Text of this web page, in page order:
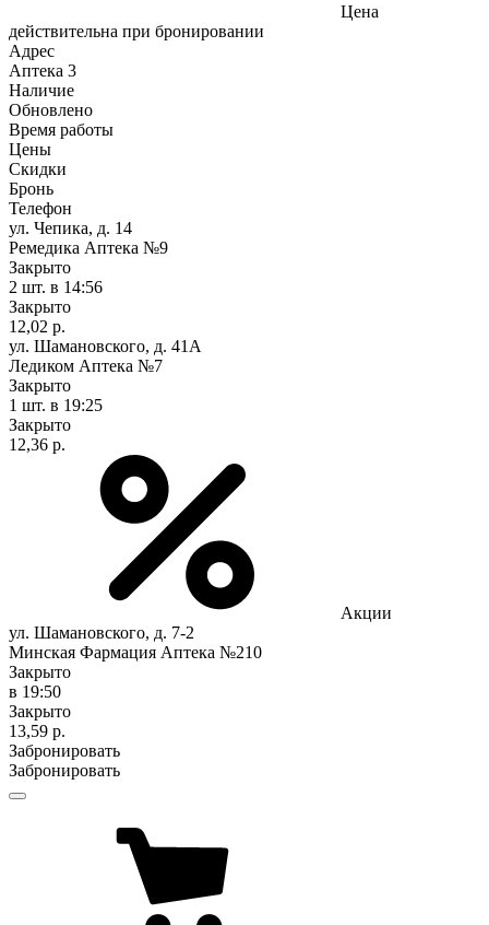
Цена
действительна при бронировании
Адрес
Аптека 3
Наличие
Обновлено
Время работы
Цены
Скидки
Бронь
Телефон
ул. Чепика, д. 14
Ремедика Аптека №9
Закрыто
2 шт. в 14:56
Закрыто
12,02 р.
ул. Шамановского, д. 41А
Ледиком Аптека №7
Закрыто
1 шт. в 19:25
Закрыто
12,36 р.
Акции
ул. Шамановского, д. 7-2
Минская Фармация Аптека №210
Закрыто
в 19:50
Закрыто
13,59 р.
Забронировать
Забронировать